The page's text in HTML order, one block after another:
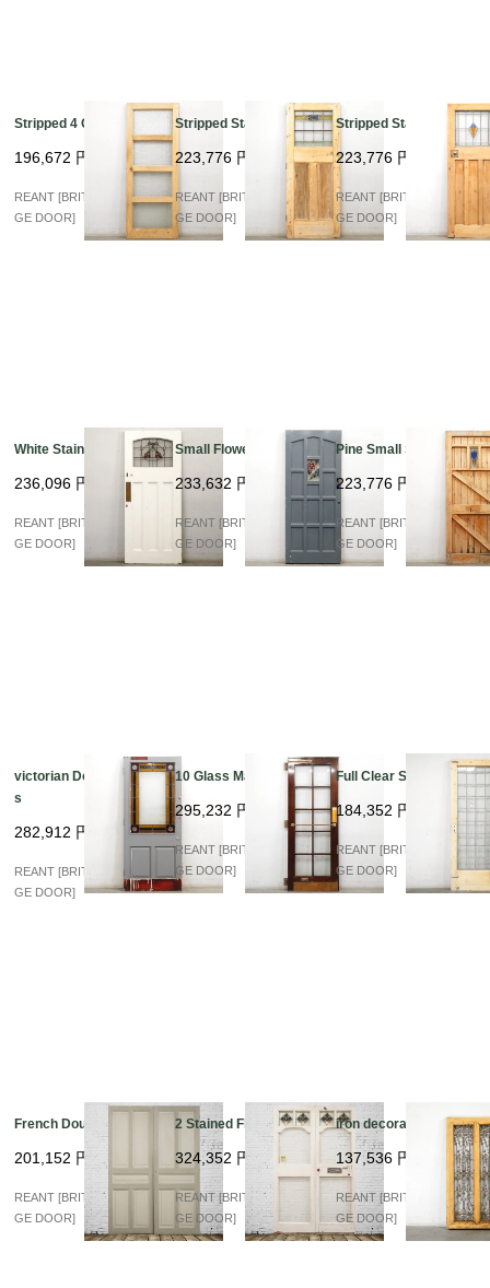
Stripped 4 Glass
196,672 円
REANT [BRITISH VINTA
GE DOOR]
Stripped Stained
223,776 円
REANT [BRITISH VINTA
GE DOOR]
Stripped Stained
223,776 円
REANT [BRITISH VINTA
GE DOOR]
White Stained Glass
236,096 円
REANT [BRITISH VINTA
GE DOOR]
Small Flower Stained
233,632 円
REANT [BRITISH VINTA
GE DOOR]
Pine Small Stained
223,776 円
REANT [BRITISH VINTA
GE DOOR]
victorian Double Glas
s
282,912 円
REANT [BRITISH VINTA
GE DOOR]
10 Glass Mahogany
295,232 円
REANT [BRITISH VINTA
GE DOOR]
Full Clear Stained
184,352 円
REANT [BRITISH VINTA
GE DOOR]
French Double Panel
201,152 円
REANT [BRITISH VINTA
GE DOOR]
2 Stained Flont
324,352 円
REANT [BRITISH VINTA
GE DOOR]
iron decoration
137,536 円
REANT [BRITISH VINTA
GE DOOR]